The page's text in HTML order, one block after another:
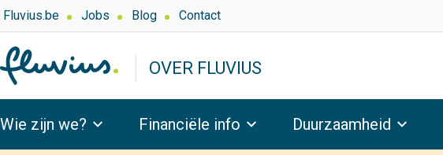
Overslaan
en
naar
de
inhoud
gaan
Top
navigation
Over
Fluvius
Fluvius.be Jobs Blog Contact
OVER FLUVIUS
Wie zijn we? Financiële info Duurzaamheid